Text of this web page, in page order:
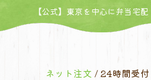
【公式】東京を中心に弁当宅
ネット注文 / 24時間受